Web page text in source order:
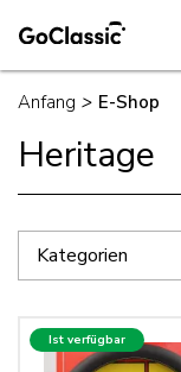
Anfang > E-Shop
Heritage
Kategorien
Ist verfügbar